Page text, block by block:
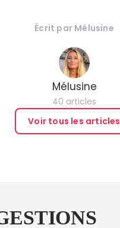
Écrit par Mélusine
Mélusine
40 articles
Voir tous les articles